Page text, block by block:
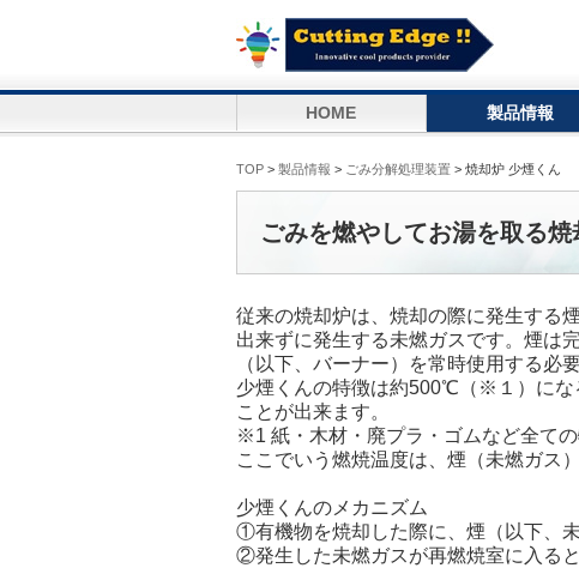
HOME 製品情報
TOP > 製品情報 > ごみ分解処理装置 > 焼却炉 少煙くん
ごみを燃やしてお湯を取る焼
従来の焼却炉は、焼却の際に発生する
出来ずに発生する未燃ガスです。煙は
（以下、バーナー）を常時使用する必
少煙くんの特徴は約500℃（※１）にな
ことが出来ます。
※1 紙・木材・廃プラ・ゴムなど全て
ここでいう燃焼温度は、煙（未燃ガス
少煙くんのメカニズム
①有機物を焼却した際に、煙（以下、
②発生した未燃ガスが再燃焼室に入る